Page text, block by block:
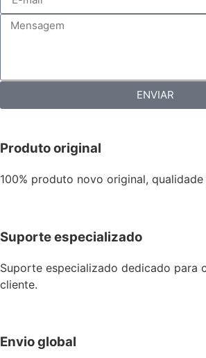
ENVIAR
Produto original
100% produto novo original,
Suporte especializado
Suporte especializado dedicado para
cliente.
Envio global